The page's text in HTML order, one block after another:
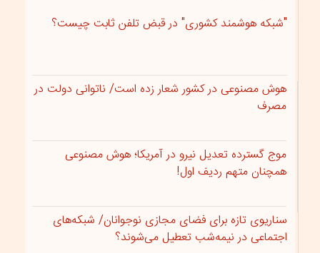
"شبکه هوشمند کشوری" در قبض تلفن ثابت چیست؟
هوش مصنوعی در کشور شعار زده است/ ناتوانی دولت در
مصرف
موج گسترده تعدیل نیرو در آمریکا؛ هوش مصنوعی
همچنان متهم ردیف اول!
سناریوی تازه برای فضای مجازی نوجوانان/ شبکه‌های
اجتماعی در نیمه‌شب تعطیل می‌شوند؟